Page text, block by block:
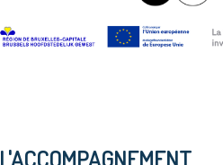
L'ACCOMPAGNEMENT